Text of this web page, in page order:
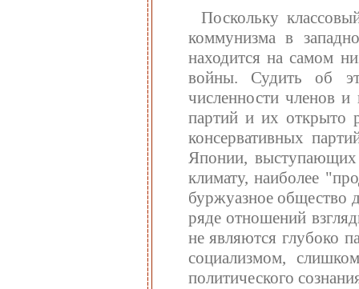
Поскольку
коммунизма в
находится на самом
войны. Судить об
численности членов и
партий и их открыто
консервативных
Японии, выступающих
климату, наиболее
буржуазное общество
ряде отношений
не являются глубоко
социализмом,
политического